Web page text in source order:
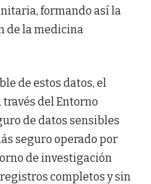
formando así la
de la medicina
de estos datos, el
través del Entorno
de datos sensibles
seguro operado por
de investigación
completos y sin